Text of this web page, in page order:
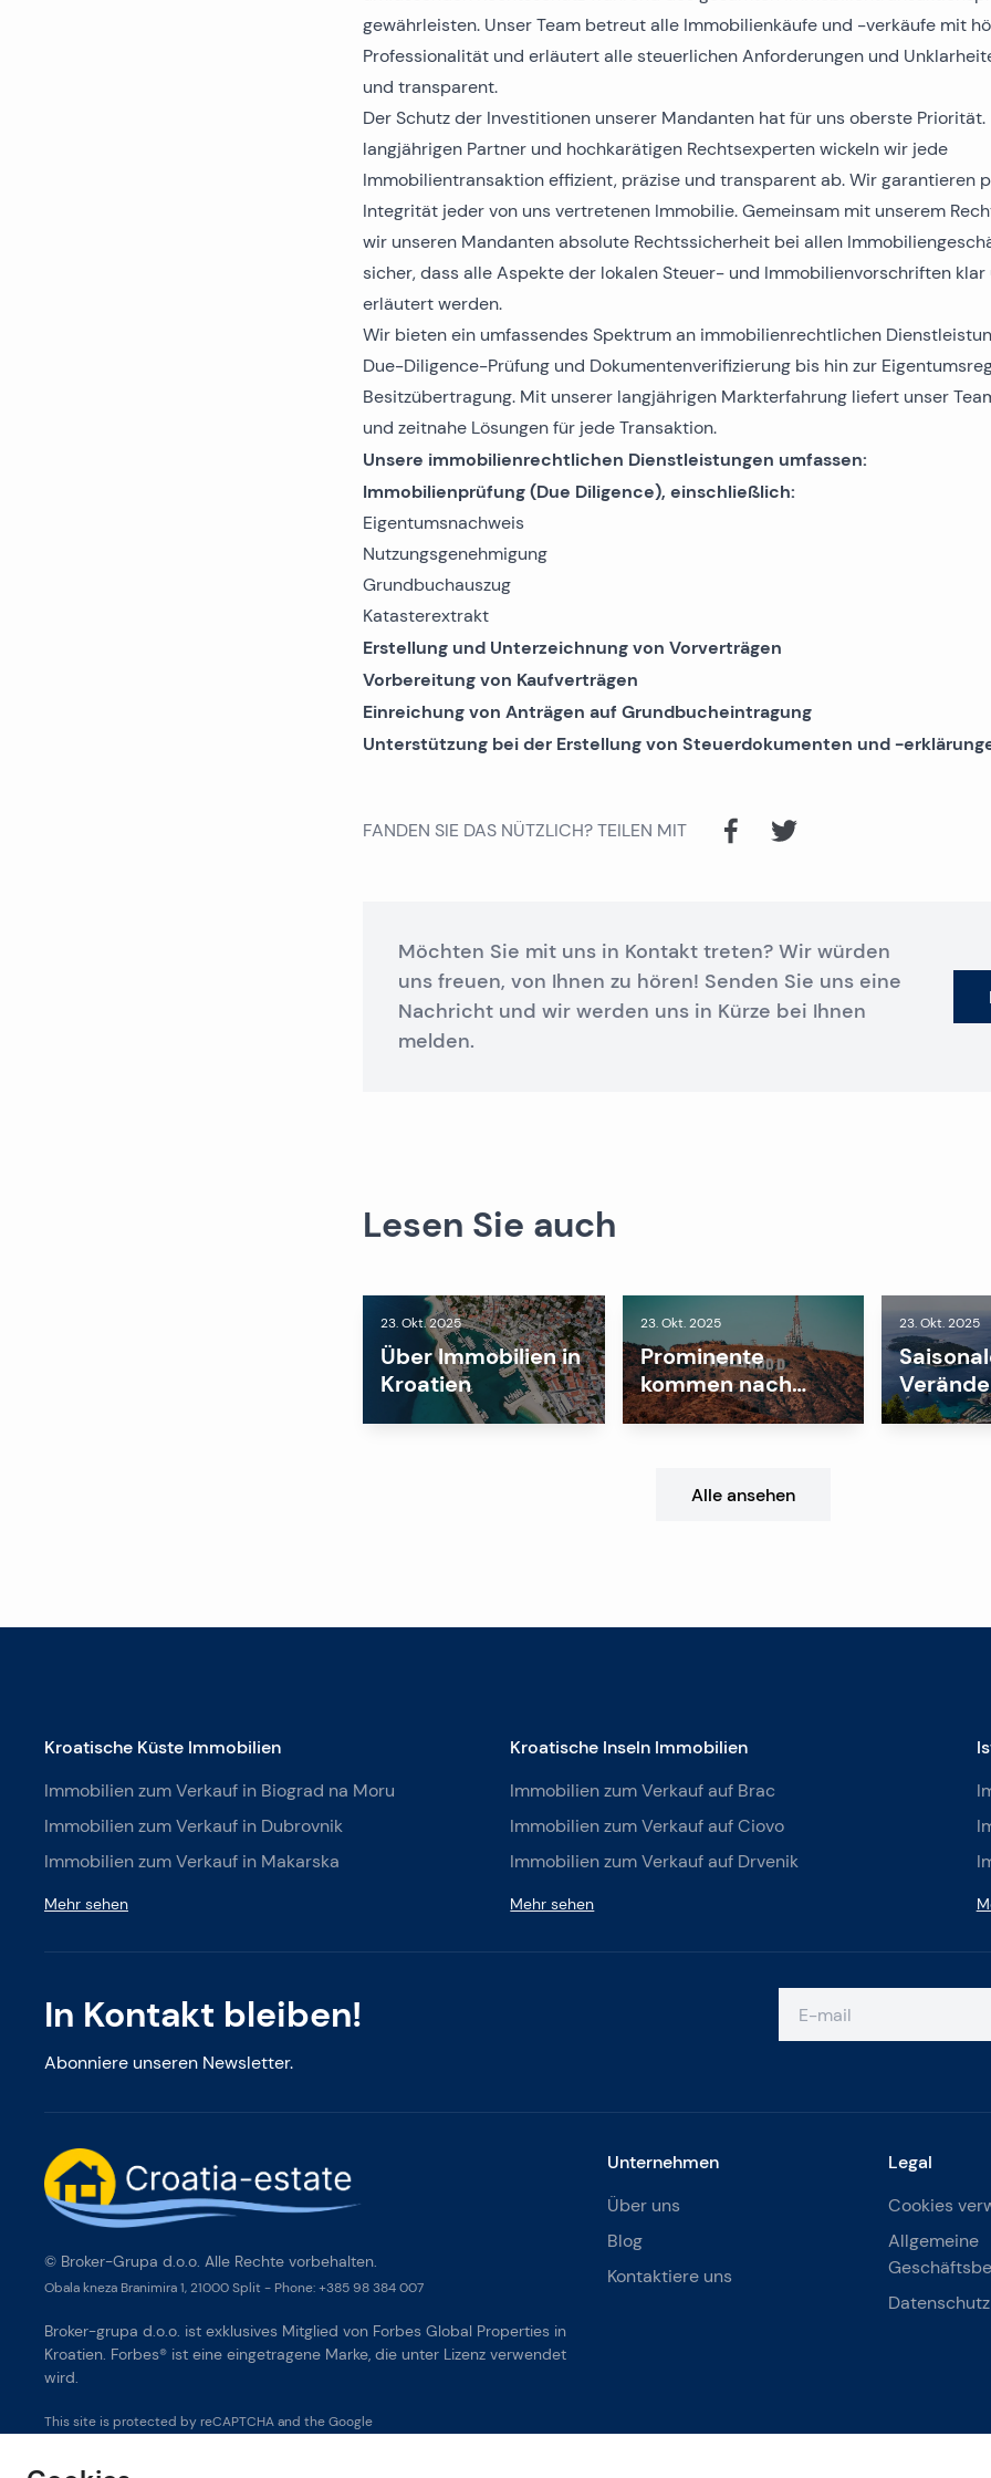
Immobilien zum Verkauf auf Pag
Immobilien zum Verkauf auf Vir
Immobilien zum Verkauf in Trogir
Immobilien zum Verkauf in Omis
Immobilien zum Verkauf auf Peljesac
Immobilien zum Verkauf in Pula
gewährleisten. Unser Team betreut alle Immobilienkäufe und -verkäufe mit
Professionalität und erläutert alle steuerlichen Anforderungen und
und transparent.
Der Schutz der Investitionen unserer Mandanten hat für uns oberste Priorität.
langjährigen Partner und hochkarätigen Rechtsexperten wickeln wir jede
Immobilientransaktion effizient, präzise und transparent ab. Wir garantieren
Integrität jeder von uns vertretenen Immobilie. Gemeinsam mit unserem
wir unseren Mandanten absolute Rechtssicherheit bei allen
sicher, dass alle Aspekte der lokalen Steuer- und Immobilienvorschriften
erläutert werden.
Wir bieten ein umfassendes Spektrum an immobilienrechtlichen
Due-Diligence-Prüfung und Dokumentenverifizierung bis hin zur
Besitzübertragung. Mit unserer langjährigen Markterfahrung liefert unser
und zeitnahe Lösungen für jede Transaktion.
Unsere immobilienrechtlichen Dienstleistungen umfassen:
Immobilienprüfung (Due Diligence), einschließlich:
Eigentumsnachweis
Nutzungsgenehmigung
Grundbuchauszug
Katasterextrakt
Erstellung und Unterzeichnung von Vorverträgen
Vorbereitung von Kaufverträgen
Einreichung von Anträgen auf Grundbucheintragung
Unterstützung bei der Erstellung von Steuerdokumenten und -
FANDEN SIE DAS NÜTZLICH? TEILEN MIT
Möchten Sie mit uns in Kontakt treten? Wir würden
uns freuen, von Ihnen zu hören! Senden Sie uns eine
Nachricht und wir werden uns in Kürze bei Ihnen
melden.
Lesen Sie auch
23. Okt. 2025
Über Immobilien in
Kroatien
23. Okt. 2025
Prominente
kommen nach
Kroatien!
23. Okt. 2025
dem
Alle ansehen
In Kontakt bleiben!
Abonniere unseren Newsletter.
Kroatische Küste Immobilien
Immobilien zum Verkauf in Biograd na Moru
Immobilien zum Verkauf in Dubrovnik
Immobilien zum Verkauf in Makarska
Mehr sehen
Kroatische Inseln Immobilien
Immobilien zum Verkauf auf Brac
Immobilien zum Verkauf auf Ciovo
Immobilien zum Verkauf auf Drvenik
Mehr sehen
Unternehmen
Über uns
Blog
Kontaktiere uns
Legal
Cookies
Allgemeine
© Broker-Grupa d.o.o. Alle Rechte vorbehalten.
Obala kneza Branimira 1, 21000 Split - Phone: +385 98 384 007
Broker-grupa d.o.o. ist exklusives Mitglied von Forbes Global Properties in
Kroatien. Forbes® ist eine eingetragene Marke, die unter Lizenz verwendet
wird.
This site is protected by reCAPTCHA and the Google